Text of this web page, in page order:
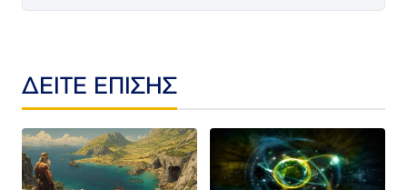
ΔΕΙΤΕ ΕΠΙΣΗΣ